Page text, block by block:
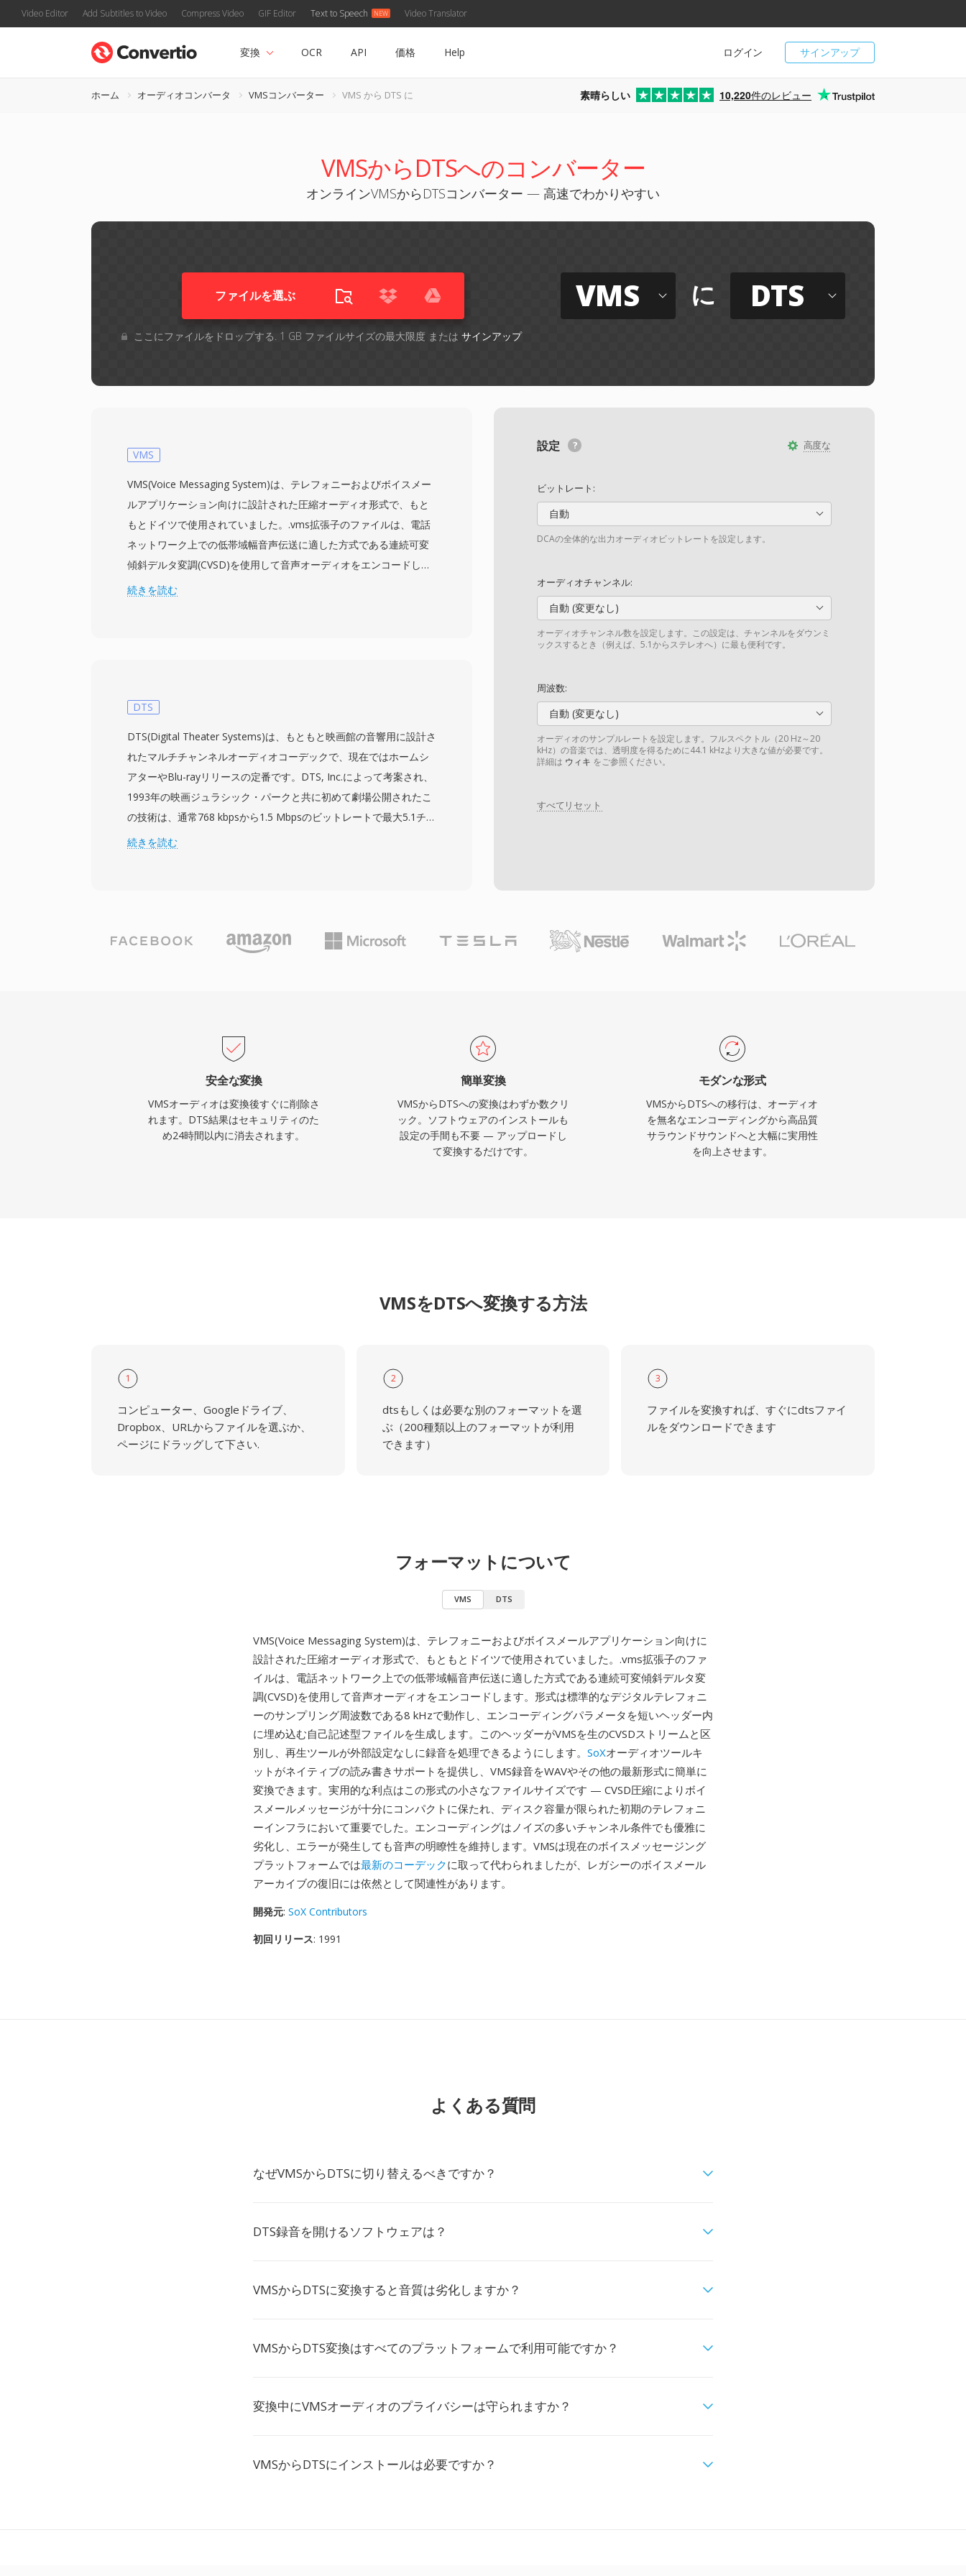
Video Editor Add Subtitles to Video Compress Video GIF Editor Text to Speech Video Translator
サインアップ
ログイン
変換 OCR API 価格 Help
ホーム オーディオコンバータ VMSコンバーター VMS から DTS に 素晴らしい 10,220件のレビュー
VMSからDTSへのコンバーター
オンラインVMSからDTSコンバーター — 高速でわかりやすい
ファイルを選ぶ
ここにファイルをドロップする. 1 GB ファイルサイズの最大限度 または サインアップ
VMS に DTS
高度な
設定
ビットレート:
自動
DCAの全体的な出力オーディオビットレートを設定します。
オーディオチャンネル:
自動 (変更なし)
オーディオチャンネル数を設定します。この設定は、チャンネルをダウンミ
ックスするとき（例えば、5.1からステレオへ）に最も便利です。
周波数:
自動 (変更なし)
オーディオのサンプルレートを設定します。フルスペクトル（20 Hz～20
kHz）の音楽では、透明度を得るために44.1 kHzより大きな値が必要です。
詳細は ウィキ をご参照ください。
すべてリセット
VMS
VMS(Voice Messaging System)は、テレフォニーおよびボイスメー
ルアプリケーション向けに設計された圧縮オーディオ形式で、もと
もとドイツで使用されていました。.vms拡張子のファイルは、電話
ネットワーク上での低帯域幅音声伝送に適した方式である連続可変
傾斜デルタ変調(CVSD)を使用して音声オーディオをエンコードしま
す。形式は標準的なデジタルテレフォニーのサンプリング周波数で
形式に簡単に変換できます。実用的な利点はこの形式の小さなファ
にコンパクトに保たれ、ディスク容量が限られた初期のテレフォニ
ーインフラにおいて重要でした。エンコーディングはノイズの多い
チャンネル条件でも優雅に劣化し、エラーが発生しても音声の明瞭
性を維持します。VMSは現在のボイスメッセージングプラットフォ
ームでは最新のコーデックに取って代わられましたが、レガシーの
ボイスメールアーカイブの復旧には依然として関連性があります。
続きを読む
DTS
DTS(Digital Theater Systems)は、もともと映画館の音響用に設計さ
れたマルチチャンネルオーディオコーデックで、現在ではホームシ
アターやBlu-rayリリースの定番です。DTS, Inc.によって考案され、
1993年の映画ジュラシック・パークと共に初めて劇場公開されたこ
の技術は、通常768 kbpsから1.5 Mbpsのビットレートで最大5.1チャ
ンネルのディスクリートサラウンドサウンドを提供します。積極的
コードし、知覚的に豊かなサウンドフィールドを生成します。拡張
バリアントのDTS-HD Master Audioは、24ビット/192 kHzまでのビ
スクやストリームの軽微な不具合をマスクする堅牢なエラー隠蔽が
含まれます。物理メディアやハイエンドストリーミング向けのサラ
ウンドサウンドコンテンツを扱う方にとって、DTSはスタジオミッ
クスからリビングルームまでの実績ある経路を提供します。
続きを読む
安全な変換
VMSオーディオは変換後すぐに削除さ
れます。DTS結果はセキュリティのた
め24時間以内に消去されます。
簡単変換
VMSからDTSへの変換はわずか数クリ
ック。ソフトウェアのインストールも
設定の手間も不要 — アップロードし
て変換するだけです。
モダンな形式
VMSからDTSへの移行は、オーディオ
を無名なエンコーディングから高品質
サラウンドサウンドへと大幅に実用性
を向上させます。
VMSをDTSへ変換する方法
1
コンピューター、Googleドライブ、
Dropbox、URLからファイルを選ぶか、
ページにドラッグして下さい.
2
dtsもしくは必要な別のフォーマットを選
ぶ（200種類以上のフォーマットが利用
できます）
3
ファイルを変換すれば、すぐにdtsファイ
ルをダウンロードできます
フォーマットについて
VMS DTS
VMS(Voice Messaging System)は、テレフォニーおよびボイスメールアプリケーション向けに
設計された圧縮オーディオ形式で、もともとドイツで使用されていました。.vms拡張子のファ
イルは、電話ネットワーク上での低帯域幅音声伝送に適した方式である連続可変傾斜デルタ変
調(CVSD)を使用して音声オーディオをエンコードします。形式は標準的なデジタルテレフォニ
ーのサンプリング周波数である8 kHzで動作し、エンコーディングパラメータを短いヘッダー内
に埋め込む自己記述型ファイルを生成します。このヘッダーがVMSを生のCVSDストリームと区
別し、再生ツールが外部設定なしに録音を処理できるようにします。 SoXオーディオツールキ
ットがネイティブの読み書きサポートを提供し、VMS録音をWAVやその他の最新形式に簡単に
変換できます。実用的な利点はこの形式の小さなファイルサイズです — CVSD圧縮によりボイ
スメールメッセージが十分にコンパクトに保たれ、ディスク容量が限られた初期のテレフォニ
ーインフラにおいて重要でした。エンコーディングはノイズの多いチャンネル条件でも優雅に
劣化し、エラーが発生しても音声の明瞭性を維持します。VMSは現在のボイスメッセージング
プラットフォームでは最新のコーデックに取って代わられましたが、レガシーのボイスメール
アーカイブの復旧には依然として関連性があります。
開発元: SoX Contributors
初回リリース: 1991
よくある質問
なぜVMSからDTSに切り替えるべきですか？
DTS録音を開けるソフトウェアは？
VMSからDTSに変換すると音質は劣化しますか？
VMSからDTS変換はすべてのプラットフォームで利用可能ですか？
変換中にVMSオーディオのプライバシーは守られますか？
VMSからDTSにインストールは必要ですか？